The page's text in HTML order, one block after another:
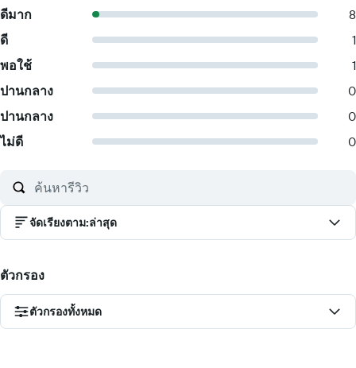
ดีมาก
8
ดี
1
พอใช้
1
ปานกลาง
0
ปานกลาง
0
ไม่ดี
0
จัดเรียงตาม:ล่าสุด
ตัวกรอง
ตัวกรองทั้งหมด